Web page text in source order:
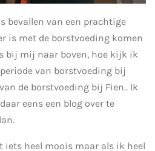
bevallen van een prachtige
is met de borstvoeding komen
bij mij naar boven, hoe kijk ik
van borstvoeding bij
de borstvoeding bij Fien.. Ik
eens een blog over te
iets heel moois maar als ik heel